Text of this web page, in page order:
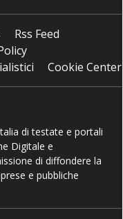
Rss Feed
Cookie Center
di testate e portali
Digitale e
di diffondere la
e pubbliche